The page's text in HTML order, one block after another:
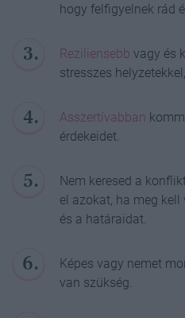
hogy felfigyelnek rád
Reziliensebb vagy és
stresszes helyzetekkel,
Asszertívabban
érdekeidet.
Nem keresed a
el azokat, ha meg
és a határaidat.
Képes vagy nemet
van szükség.